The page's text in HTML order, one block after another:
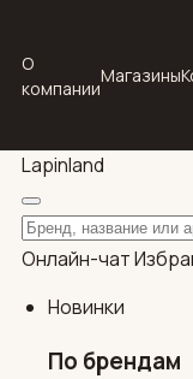
О
компании
Магазины
Lapinland
Поиск по каталогу
Онлайн-чат
Новинки
По брендам